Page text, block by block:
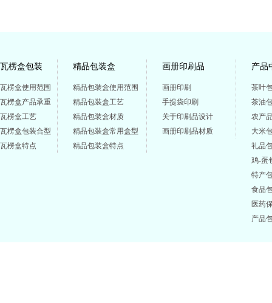
瓦楞盒包装
瓦楞盒使用范围
瓦楞盒产品承重
瓦楞盒工艺
瓦楞盒包装合型
瓦楞盒特点
精品包装盒
精品包装盒使用范围
精品包装盒工艺
精品包装盒材质
精品包装盒常用盒型
精品包装盒特点
画册印刷品
画册印刷
手提袋印刷
关于印刷品设计
画册印刷品材质
产品
茶叶
茶油
农产
大米
礼品
鸡-蛋
特产
食品
医药
产品